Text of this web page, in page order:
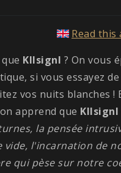
Read
Kllsignl ? On vous
si vous essayez
vos nuits blanches !
apprend que Kllsignl
la pensée
vide, l'incarnation de
qui pèse sur notre